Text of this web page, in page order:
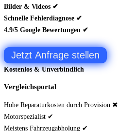
Bilder & Videos ✔
Schnelle Fehlerdiagnose ✔
4.9/5 Google Bewertungen ✔
Jetzt Anfrage stellen
Kostenlos & Unverbindlich
Vergleichsportal
Hohe Reparaturkosten durch Provision ✖
Motorspezialist ✔
Meistens Fahrzeugabholung ✔